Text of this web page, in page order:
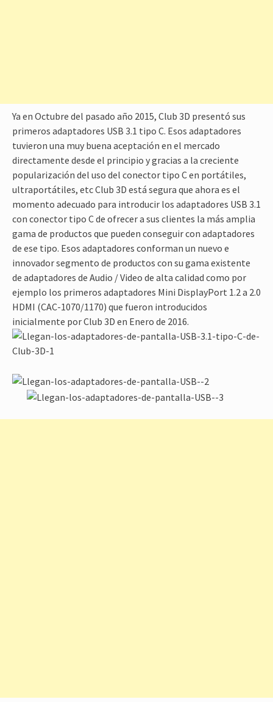
Ya en Octubre del pasado año 2015, Club 3D presentó sus
primeros adaptadores USB 3.1 tipo C. Esos adaptadores
tuvieron una muy buena aceptación en el mercado
directamente desde el principio y gracias a la creciente
popularización del uso del conector tipo C en portátiles,
ultraportátiles, etc Club 3D está segura que ahora es el
momento adecuado para introducir los adaptadores USB 3.1
con conector tipo C de ofrecer a sus clientes la más amplia
gama de productos que pueden conseguir con adaptadores
de ese tipo. Esos adaptadores conforman un nuevo e
innovador segmento de productos con su gama existente
de adaptadores de Audio / Video de alta calidad como por
ejemplo los primeros adaptadores Mini DisplayPort 1.2 a 2.0
HDMI (CAC-1070/1170) que fueron introducidos
inicialmente por Club 3D en Enero de 2016.